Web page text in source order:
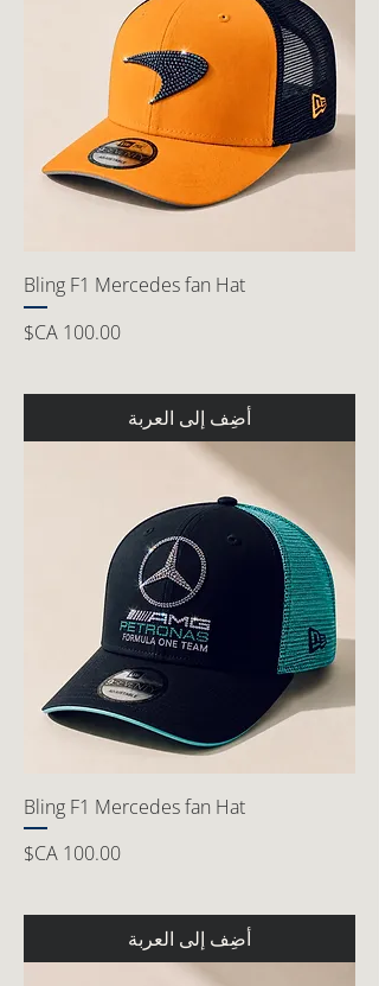
Bling F1 Mercedes fan Hat
السعر
أضِف إلى العربة
Bling F1 Mercedes fan Hat
السعر
أضِف إلى العربة